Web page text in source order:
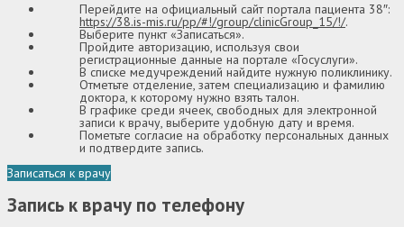
Перейдите на официальный сайт портала пациента 38″:
https://38.is-mis.ru/pp/#!/group/clinicGroup_15/!/.
Выберите пункт «Записаться».
Пройдите авторизацию, используя свои
регистрационные данные на портале «Госуслуги».
В списке медучреждений найдите нужную поликлинику.
Отметьте отделение, затем специализацию и фамилию
доктора, к которому нужно взять талон.
В графике среди ячеек, свободных для электронной
записи к врачу, выберите удобную дату и время.
Пометьте согласие на обработку персональных данных
и подтвердите запись.
Записаться к врачу
Запись к врачу по телефону